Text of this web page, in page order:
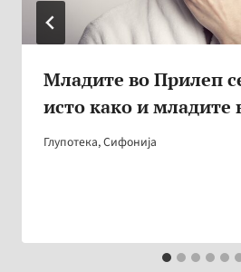
Младите во Прилеп
исто како и младите
Глупотека,Сифонија